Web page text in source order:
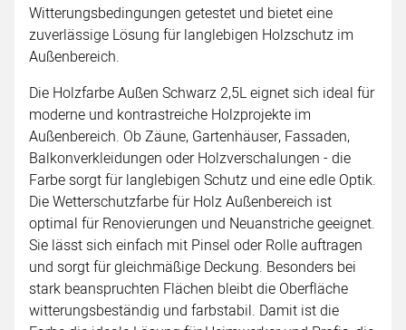
Witterungsbedingungen getestet und bietet eine
zuverlässige Lösung für langlebigen Holzschutz im
Außenbereich.
Die Holzfarbe Außen Schwarz 2,5L eignet sich ideal für
moderne und kontrastreiche Holzprojekte im
Außenbereich. Ob Zäune, Gartenhäuser, Fassaden,
Balkonverkleidungen oder Holzverschalungen - die
Farbe sorgt für langlebigen Schutz und eine edle Optik.
Die Wetterschutzfarbe für Holz Außenbereich ist
optimal für Renovierungen und Neuanstriche geeignet.
Sie lässt sich einfach mit Pinsel oder Rolle auftragen
und sorgt für gleichmäßige Deckung. Besonders bei
stark beanspruchten Flächen bleibt die Oberfläche
witterungsbeständig und farbstabil. Damit ist die